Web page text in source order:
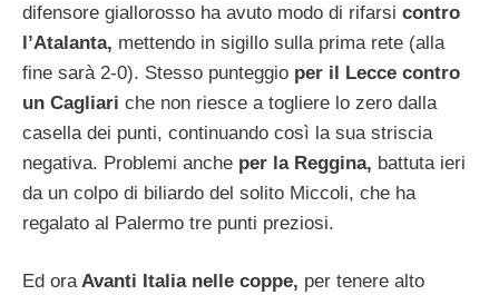
difensore giallorosso ha avuto modo di rifarsi contro
l’Atalanta, mettendo in sigillo sulla prima rete (alla
fine sarà 2-0). Stesso punteggio per il Lecce contro
un Cagliari che non riesce a togliere lo zero dalla
casella dei punti, continuando così la sua striscia
negativa. Problemi anche per la Reggina, battuta ieri
da un colpo di biliardo del solito Miccoli, che ha
regalato al Palermo tre punti preziosi.
Ed oraAvanti Italia nelle coppe, per tenere alto